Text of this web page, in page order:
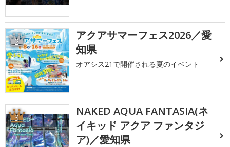
2
アクアサマーフェス2026／愛
知県
オアシス21で開催される夏のイベント
3
NAKED AQUA FANTASIA(ネ
イキッド アクア ファンタジ
ア)／愛知県